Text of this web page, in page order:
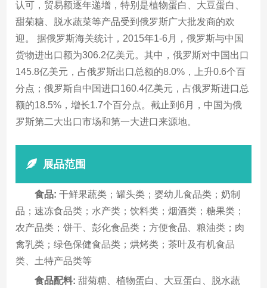
认可，贸易额逐年递增，特别是植物蛋白、大豆蛋白、
甜菊糖、脱水蔬菜等产品受到俄罗斯广大批发商的欢
迎。 据俄罗斯海关统计，2015年1-6月，俄罗斯与中国
货物进出口额为306.2亿美元。其中，俄罗斯对中国出口
145.8亿美元，占俄罗斯出口总额的8.0%，上升0.6个百
分点；俄罗斯自中国进口160.4亿美元，占俄罗斯进口总
额的18.5%，增长1.7个百分点。截止到6月，中国为俄
罗斯第二大出口市场和第一大进口来源地。
展品范围
食品: 干鲜果蔬类；罐头类；婴幼儿食品类；奶制
品；速冻食品类；水产类；饮料类；烟酒类；糖果类；
农产品类；饼干、彭化食品类；方便食品、粮油类；肉
禽乳类；绿色保健食品类；烘烤类；茶叶及有机食品
类、土特产品类等
食品配料: 甜菊糖、植物蛋白、大豆蛋白、脱水蔬